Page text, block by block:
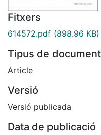
Fitxers
614572.pdf (898.96 KB)
Tipus de document
Article
Versió
Versió publicada
Data de publicació